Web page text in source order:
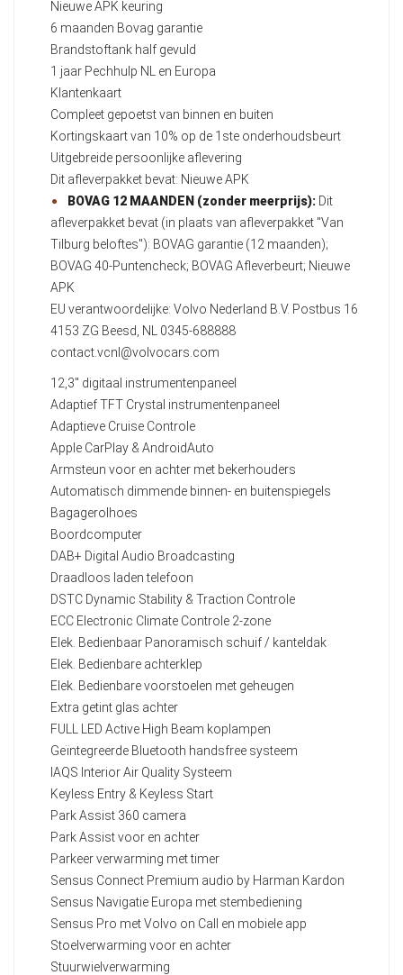
Nieuwe APK keuring
6 maanden Bovag garantie
Brandstoftank half gevuld
1 jaar Pechhulp NL en Europa
Klantenkaart
Compleet gepoetst van binnen en buiten
Kortingskaart van 10% op de 1ste onderhoudsbeurt
Uitgebreide persoonlijke aflevering
Dit afleverpakket bevat: Nieuwe APK
BOVAG 12 MAANDEN (zonder meerprijs): Dit
afleverpakket bevat (in plaats van afleverpakket "Van
Tilburg beloftes"): BOVAG garantie (12 maanden);
BOVAG 40-Puntencheck; BOVAG Afleverbeurt; Nieuwe
APK
EU verantwoordelijke: Volvo Nederland B.V. Postbus 16
4153 ZG Beesd, NL 0345-688888
contact.vcnl@volvocars.com
12,3" digitaal instrumentenpaneel
Adaptief TFT Crystal instrumentenpaneel
Adaptieve Cruise Controle
Apple CarPlay & AndroidAuto
Armsteun voor en achter met bekerhouders
Automatisch dimmende binnen- en buitenspiegels
Bagagerolhoes
Boordcomputer
DAB+ Digital Audio Broadcasting
Draadloos laden telefoon
DSTC Dynamic Stability & Traction Controle
ECC Electronic Climate Controle 2-zone
Elek. Bedienbaar Panoramisch schuif / kanteldak
Elek. Bedienbare achterklep
Elek. Bedienbare voorstoelen met geheugen
Extra getint glas achter
FULL LED Active High Beam koplampen
Geïntegreerde Bluetooth handsfree systeem
IAQS Interior Air Quality Systeem
Keyless Entry & Keyless Start
Park Assist 360 camera
Park Assist voor en achter
Parkeer verwarming met timer
Sensus Connect Premium audio by Harman Kardon
Sensus Navigatie Europa met stembediening
Sensus Pro met Volvo on Call en mobiele app
Stoelverwarming voor en achter
Stuurwielverwarming